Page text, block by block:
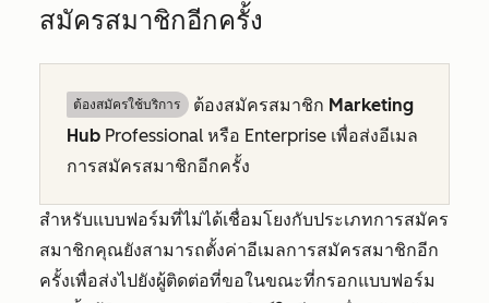
สมัครสมาชิกอีกครั้ง
ต้องสมัครใช้บริการ ต้องสมัครสมาชิก Marketing
Hub Professional หรือ Enterprise เพื่อส่งอีเมล
การสมัครสมาชิกอีกครั้ง
สำหรับแบบฟอร์มที่ไม่ได้เชื่อมโยงกับประเภทการสมัคร
สมาชิกคุณยังสามารถตั้งค่าอีเมลการสมัครสมาชิกอีก
ครั้งเพื่อส่งไปยังผู้ติดต่อที่ขอในขณะที่กรอกแบบฟอร์ม